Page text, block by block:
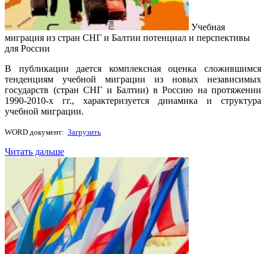
Учебная
миграция из стран СНГ и Балтии потенциал и перспективы
для России
В публикации дается комплексная оценка сложившимся
тенденциям учебной миграции из новых независимых
государств (стран СНГ и Балтии) в Россию на протяжении
1990-2010-х гг., характеризуется динамика и структура
учебной миграции.
WORD документ: Загрузить
Читать дальше